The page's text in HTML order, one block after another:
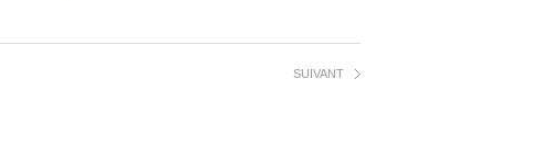
SUIVANT